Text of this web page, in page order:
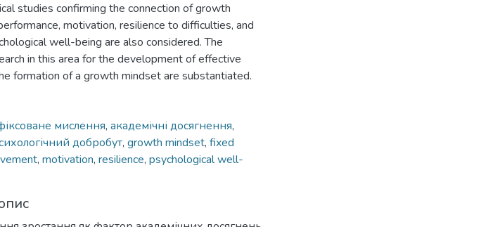
studies confirming the connection of growth
motivation, resilience to difficulties, and
well-being are also considered. The
in this area for the development of effective
formation of a growth mindset are substantiated.
мислення, академічні досягнення,
добробут, growth mindset, fixed
, motivation, resilience, psychological well-